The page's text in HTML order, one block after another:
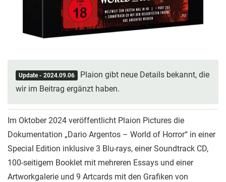
Update - 2024.09.06
Plaion gibt neue Details bekannt, die
wir im Beitrag ergänzt haben.
Im Oktober 2024 veröffentlicht Plaion Pictures die
Dokumentation „Dario Argentos – World of Horror“ in einer
Special Edition inklusive 3 Blu-rays, einer Soundtrack CD,
100-seitigem Booklet mit mehreren Essays und einer
Artworkgalerie und 9 Artcards mit den Grafiken von